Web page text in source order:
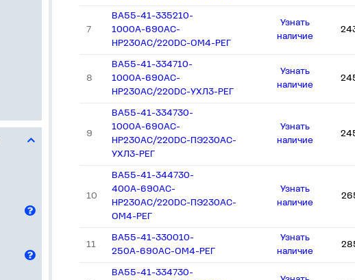
7
ВА55-41-335210-
1000А-690AC-
НР230AC/220DC-ОМ4-РЕГ
Узнать
наличие
8
ВА55-41-334710-
1000А-690AC-
НР230AC/220DC-УХЛ3-РЕГ
Узнать
наличие
9
ВА55-41-334730-
1000А-690AC-
НР230AC/220DC-ПЭ230AC-
УХЛ3-РЕГ
Узнать
наличие
10
ВА55-41-344730-
400А-690AC-
НР230AC/220DC-ПЭ230AC-
ОМ4-РЕГ
Узнать
наличие
11
ВА55-41-330010-
250А-690AC-ОМ4-РЕГ
Узнать
наличие
ВА55-41-334730-